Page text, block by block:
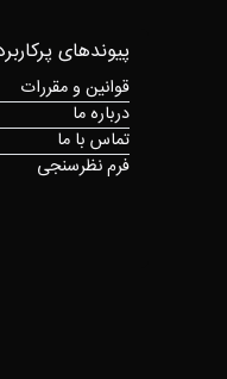
پیوندهای
قوانین و مقررات
درباره ما
تماس با ما
فرم نظرسنجی